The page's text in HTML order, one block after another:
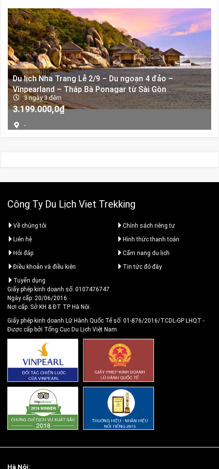
2.399.000,0₫.
Du lịch Nha Trang Lễ 2/9 – Du ngoạn 4 đảo –
Vinpearland – Tháp Bà Ponagar từ Sài Gòn
3 ngày 3 đêm
Giá
là:
5.000.000,0₫.
3.199.000,0₫Giá
là:
-
Công Ty Du Lịch Viet Trekking
Về chúng tôi
Chính sách riêng tư
Liên hệ
Hình thức thanh toán
Hỏi đáp
Cẩm nang du lịch
Điều khoản và điều kiện
Tin tức đó đây
Tuyển dụng
Giấy phép kinh doanh số: 0107476747.
Ngày cấp: 20/06/2016.
Nơi cấp: Sở KH & ĐT TP Hà Nội.
Giấy phép kinh doanh Lữ Hành Quốc Tế số: 01-876/2016/TCDL-GP LHQT -
Được cấp bởi Tổng Cục Du Lịch Việt Nam.
Hà Nội: